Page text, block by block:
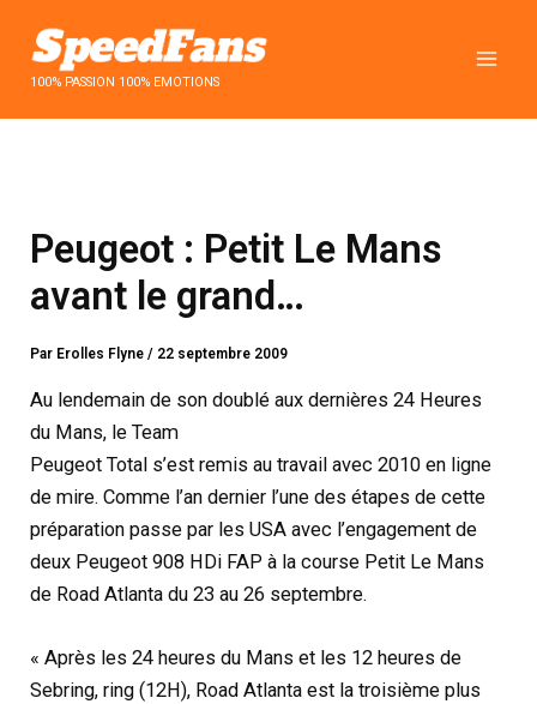
contenu100% PASSION 100% EMOTIONS
Peugeot : Petit Le Mans
avant le grand…
Par Erolles Flyne/ 22 septembre 2009
Au lendemain de son doublé aux dernières 24 Heures
du Mans, le Team
Peugeot Total s’est remis au travail avec 2010 en ligne
de mire. Comme l’an dernier l’une des étapes de cette
préparation passe par les USA avec l’engagement de
deux Peugeot 908 HDi FAP à la course Petit Le Mans
de Road Atlanta du 23 au 26 septembre.
« Après les 24 heures du Mans et les 12 heures de
Sebring, ring (12H), Road Atlanta est la troisième plus